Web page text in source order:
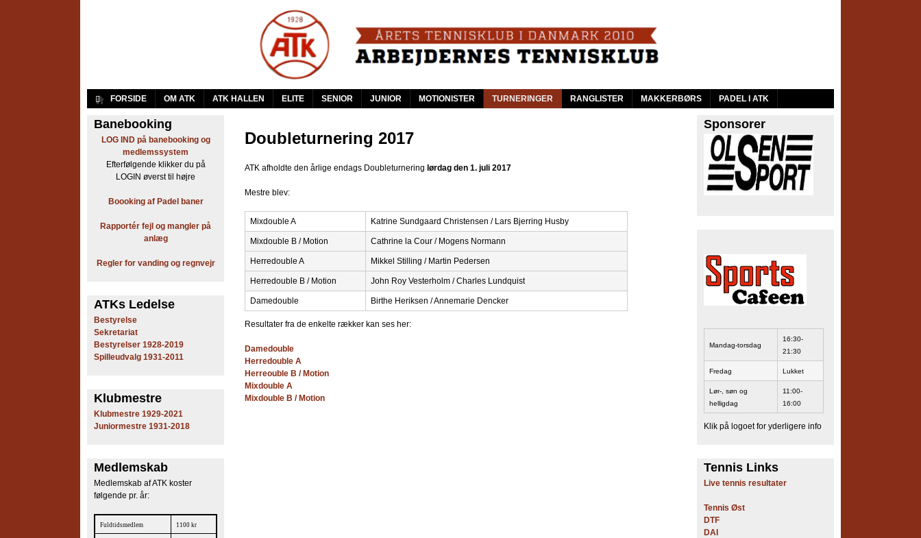
to
main
content
A
n
e
s
e
n
s
K
FORSIDE OM ATK ATK HALLEN ELITE SENIOR JUNIOR MOTIONISTER TURNERINGER RANGLISTER MAKKERBØRS PADEL I ATK
Doubleturnering 2017
ATK afholdte den årlige endags Doubleturnering lørdag den 1. juli 2017
Mestre blev:
Mixdouble A Katrine Sundgaard Christensen / Lars Bjerring Husby
Mixdouble B / Motion Cathrine la Cour / Mogens Normann
Herredouble A Mikkel Stilling / Martin Pedersen
Herredouble B / Motion John Roy Vesterholm / Charles Lundquist
Damedouble Birthe Heriksen / Annemarie Dencker
Resultater fra de enkelte rækker kan ses her:
Damedouble
Herredouble A
Herreouble B / Motion
Mixdouble A
Mixdouble B / Motion
Banebooking
LOG IND på banebooking og
medlemssystem
Efterfølgende klikker du på
LOGIN øverst til højre
Boooking af Padel baner
Rapportér fejl og mangler på
anlæg
Regler for vanding og regnvejr
ATKs Ledelse
Bestyrelse
Sekretariat
Bestyrelser 1928-2019
Spilleudvalg 1931-2011
Klubmestre
Klubmestre 1929-2021
Juniormestre 1931-2018
Medlemskab
Medlemskab af ATK koster
følgende pr. år:
Fuldtidsmedlem 1100 kr
Sponsorer
Mandag-torsdag
16:30-
21:30
Fredag Lukket
Lør-, søn og
helligdag
11:00-
16:00
Klik på logoet for yderligere info
Tennis Links
Live tennis resultater
Tennis Øst
DTF
DAI